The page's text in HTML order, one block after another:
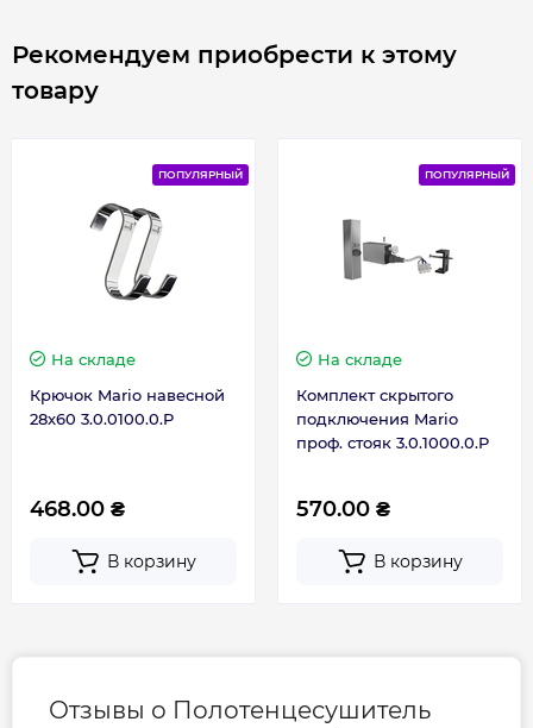
Рекомендуем приобрести к этому
товару
ПОПУЛЯРНЫЙ
На складе
Крючок Mario навесной
28х60 3.0.0100.0.P
468.00 ₴
В корзину
ПОПУЛЯРНЫЙ
На складе
Комплект скрытого
подключения Mario
проф. стояк 3.0.1000.0.P
570.00 ₴
В корзину
Отзывы о Полотенцесушитель